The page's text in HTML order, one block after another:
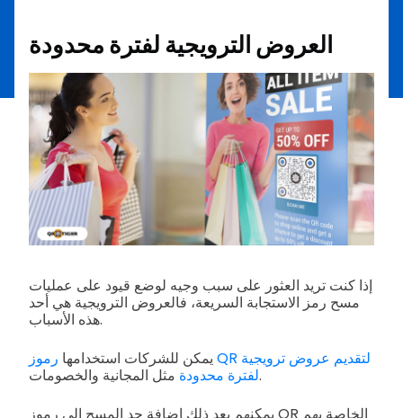
العروض الترويجية لفترة محدودة
إذا كنت تريد العثور على سبب وجيه لوضع قيود على عمليات
مسح رمز الاستجابة السريعة، فالعروض الترويجية هي أحد
هذه الأسباب.
يمكن للشركات استخدامها رموز QR لتقديم عروض ترويجية
لفترة محدودةمثل المجانية والخصومات.
يمكنهم بعد ذلك إضافة حد المسح إلى رموز QR الخاصة بهم